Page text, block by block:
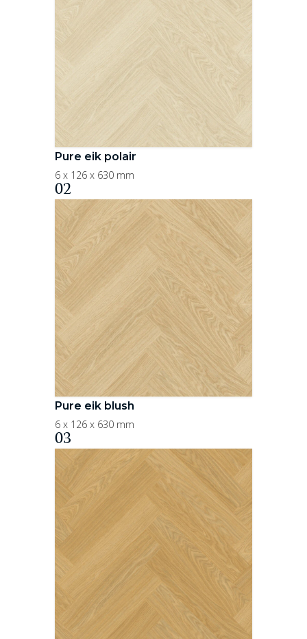
Pure eik polair
6 x 126 x 630 mm
02
Pure eik blush
6 x 126 x 630 mm
03